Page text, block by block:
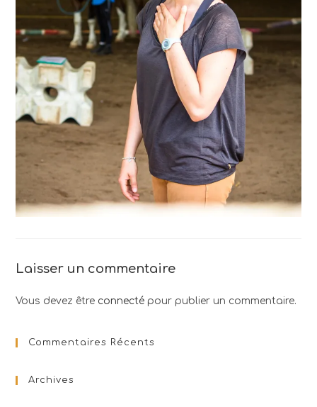
Laisser un commentaire
Vous devez être connecté pour publier un commentaire.
Commentaires Récents
Archives